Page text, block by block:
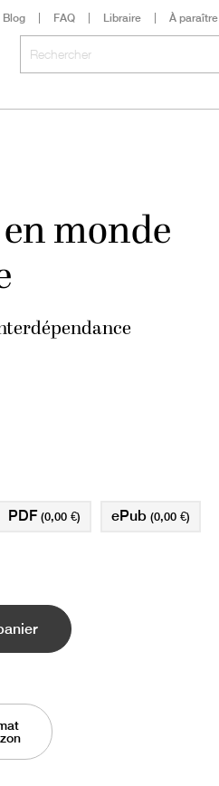
Blog FAQ Libraire À paraître
monde
ePub (0,00 €)
PDF (0,00 €)